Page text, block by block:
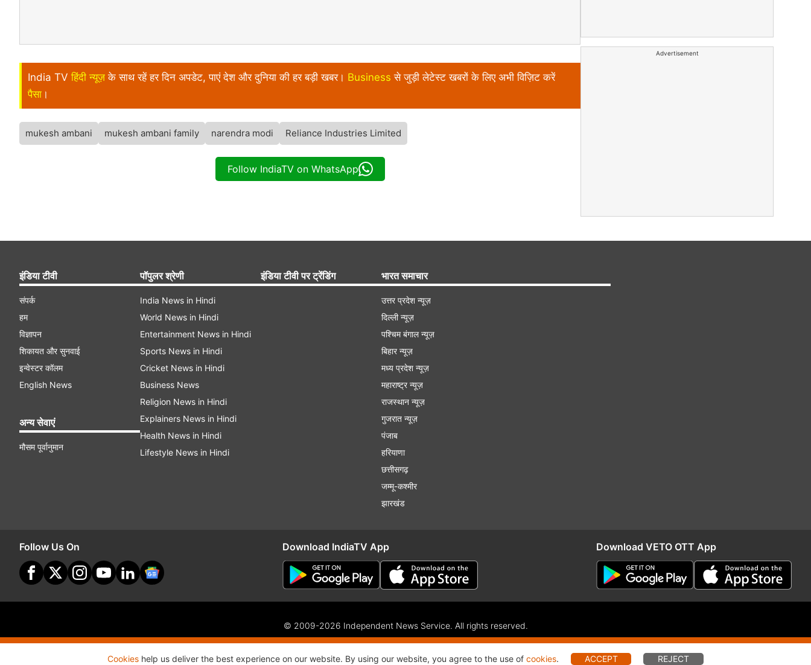
India TV हिंदी न्यूज़ के साथ रहें हर दिन अपडेट, पाएं देश और दुनिया की हर बड़ी खबर। Business से जुड़ी लेटेस्ट खबरों के लिए अभी विज़िट करें
पैसा ।
mukesh ambani mukesh ambani family narendra modi Reliance Industries Limited
Follow IndiaTV on WhatsApp
Advertisement
इंडिया टीवी
संपर्क
हम
विज्ञापन
शिकायत और सुनवाई
इन्वेस्टर कॉलम
English News
अन्य सेवाएं
मौसम पूर्वानुमान
पॉपुलर श्रेणी
India News in Hindi
World News in Hindi
Entertainment News in Hindi
Sports News in Hindi
Cricket News in Hindi
Business News
Religion News in Hindi
Explainers News in Hindi
Health News in Hindi
Lifestyle News in Hindi
इंडिया टीवी पर ट्रेंडिंग भारत समाचार
उत्तर प्रदेश न्यूज़
दिल्ली न्यूज़
पश्चिम बंगाल न्यूज़
बिहार न्यूज़
मध्य प्रदेश न्यूज़
महाराष्ट्र न्यूज़
राजस्थान न्यूज़
गुजरात न्यूज़
पंजाब
हरियाणा
छत्तीसगढ़
जम्मू-कश्मीर
झारखंड
Follow Us On Download IndiaTV App Download VETO OTT App
© 2009-2026 Independent News Service. All rights reserved.
Site Map
Terms Of Use Privacy Policy CSR Policy Complaint Redressal RSS RIO
Distribution
Cookies help us deliver the best experience on our website. By using our website, you agree to the use of cookies. ACCEPT REJECT